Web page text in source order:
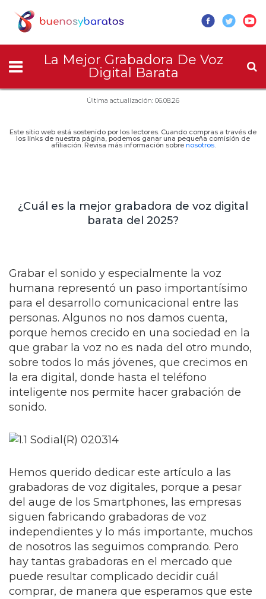
La Mejor Grabadora De Voz
Digital Barata
Última actualización: 06.08.26
Este sitio web está sostenido por los lectores. Cuando compras a través de
los links de nuestra página, podemos ganar una pequeña comisión de
afiliación. Revisa más información sobre nosotros.
¿Cuál es la mejor grabadora de voz digital
barata del 2025?
Grabar el sonido y especialmente la voz
humana representó un paso importantísimo
para el desarrollo comunicacional entre las
personas. Algunos no nos damos cuenta,
porque hemos crecido en una sociedad en la
que grabar la voz no es nada del otro mundo,
sobre todos lo más jóvenes, que crecimos en
la era digital, donde hasta el teléfono
inteligente nos permite hacer grabación de
sonido.
Hemos querido dedicar este artículo a las
grabadoras de voz digitales, porque a pesar
del auge de los Smartphones, las empresas
siguen fabricando grabadoras de voz
independientes y lo más importante, muchos
de nosotros las seguimos comprando. Pero
hay tantas grabadoras en el mercado que
puede resultar complicado decidir cuál
comprar, de manera que esperamos que este